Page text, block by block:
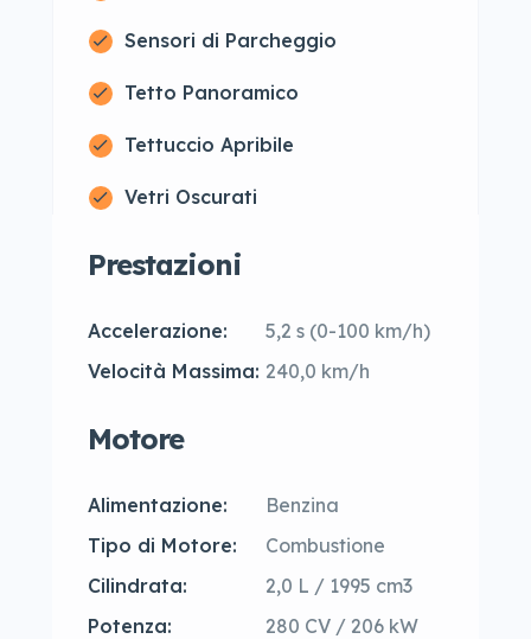
Sensori di Parcheggio
Tetto Panoramico
Tettuccio Apribile
Vetri Oscurati
Prestazioni
Accelerazione:
5,2 s (0-100 km/h)
Velocità Massima: 240,0 km/h
Motore
Alimentazione:
Benzina
Tipo di Motore:
Combustione
Cilindrata:
2,0 L / 1995 cm3
Potenza:
280 CV / 206 kW